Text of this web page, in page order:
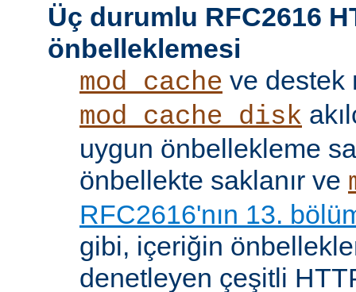
Üç durumlu RFC2616
önbelleklemesi
mod_cache ve destek
mod_cache_disk
uygun önbellekleme
önbellekte saklanır ve
RFC2616'nın 13.
gibi, içeriğin
denetleyen çeşitli